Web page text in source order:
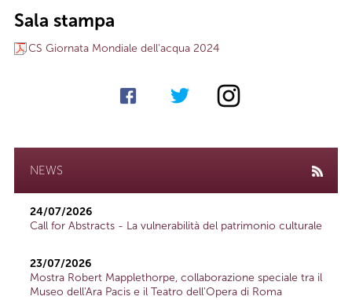
Sala stampa
CS Giornata Mondiale dell'acqua 2024
NEWS
24/07/2026
Call for Abstracts - La vulnerabilità del patrimonio culturale
23/07/2026
Mostra Robert Mapplethorpe, collaborazione speciale tra il
Museo dell'Ara Pacis e il Teatro dell'Opera di Roma